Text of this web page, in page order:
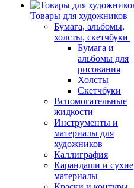
Товары для художников
Бумага, альбомы,
холсты, скетчбуки
Бумага и
альбомы для
рисования
Холсты
Скетчбуки
Вспомогательные
жидкости
Инструменты и
материалы для
художников
Каллиграфия
Карандаши и сухие
материалы